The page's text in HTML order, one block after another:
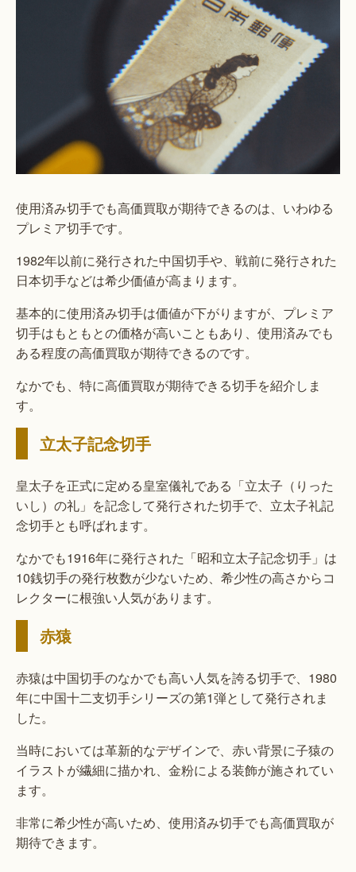
使用済み切手でも高価買取が期待できるのは、いわゆる
プレミア切手です。
1982年以前に発行された中国切手や、戦前に発行された
日本切手などは希少価値が高まります。
基本的に使用済み切手は価値が下がりますが、プレミア
切手はもともとの価格が高いこともあり、使用済みでも
ある程度の高価買取が期待できるのです。
なかでも、特に高価買取が期待できる切手を紹介しま
す。
立太子記念切手
皇太子を正式に定める皇室儀礼である「立太子（りった
いし）の礼」を記念して発行された切手で、立太子礼記
念切手とも呼ばれます。
なかでも1916年に発行された「昭和立太子記念切手」は
10銭切手の発行枚数が少ないため、希少性の高さからコ
レクターに根強い人気があります。
赤猿
赤猿は中国切手のなかでも高い人気を誇る切手で、1980
年に中国十二支切手シリーズの第1弾として発行されま
した。
当時においては革新的なデザインで、赤い背景に子猿の
イラストが繊細に描かれ、金粉による装飾が施されてい
ます。
非常に希少性が高いため、使用済み切手でも高価買取が
期待できます。